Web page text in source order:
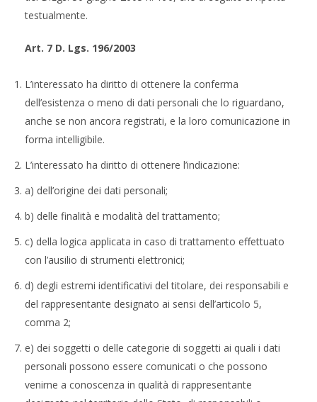
testualmente.
Art. 7 D. Lgs. 196/2003
L’interessato ha diritto di ottenere la conferma
dell’esistenza o meno di dati personali che lo riguardano,
anche se non ancora registrati, e la loro comunicazione in
forma intelligibile.
L’interessato ha diritto di ottenere l’indicazione:
a) dell’origine dei dati personali;
b) delle finalità e modalità del trattamento;
c) della logica applicata in caso di trattamento effettuato
con l’ausilio di strumenti elettronici;
d) degli estremi identificativi del titolare, dei responsabili e
del rappresentante designato ai sensi dell’articolo 5,
comma 2;
e) dei soggetti o delle categorie di soggetti ai quali i dati
personali possono essere comunicati o che possono
venirne a conoscenza in qualità di rappresentante